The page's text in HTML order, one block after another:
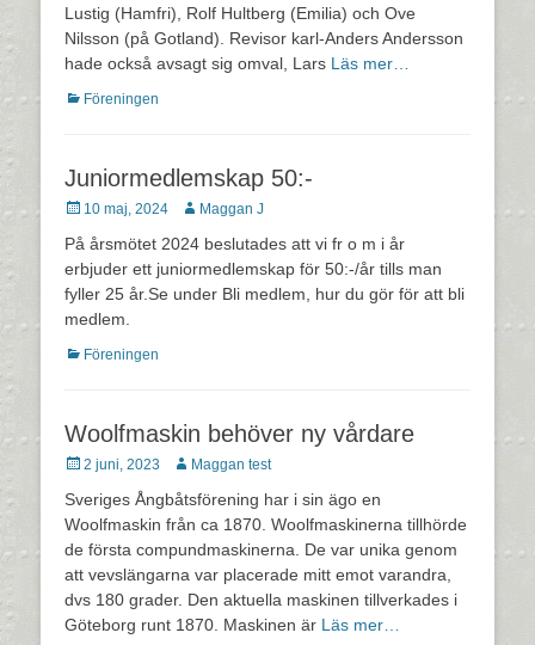
Lustig (Hamfri), Rolf Hultberg (Emilia) och Ove
Nilsson (på Gotland). Revisor karl-Anders Andersson
hade också avsagt sig omval, Lars Läs mer…
Kategorier
Föreningen
Juniormedlemskap 50:-
Postades
10 maj, 2024 Författare
Maggan J
På årsmötet 2024 beslutades att vi fr o m i år
erbjuder ett juniormedlemskap för 50:-/år tills man
fyller 25 år.Se under Bli medlem, hur du gör för att bli
medlem.
Kategorier
Föreningen
Woolfmaskin behöver ny vårdare
Postades
2 juni, 2023 Författare
Maggan test
Sveriges Ångbåtsförening har i sin ägo en
Woolfmaskin från ca 1870. Woolfmaskinerna tillhörde
de första compundmaskinerna. De var unika genom
att vevslängarna var placerade mitt emot varandra,
dvs 180 grader. Den aktuella maskinen tillverkades i
Göteborg runt 1870. Maskinen är Läs mer…